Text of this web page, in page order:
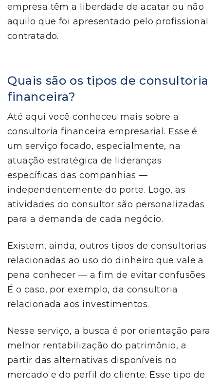
empresa têm a liberdade de acatar ou não
aquilo que foi apresentado pelo profissional
contratado.
Quais são os tipos de consultoria
financeira?
Até aqui você conheceu mais sobre a
consultoria financeira empresarial. Esse é
um serviço focado, especialmente, na
atuação estratégica de lideranças
específicas das companhias —
independentemente do porte. Logo, as
atividades do consultor são personalizadas
para a demanda de cada negócio.
Existem, ainda, outros tipos de consultorias
relacionadas ao uso do dinheiro que vale a
pena conhecer — a fim de evitar confusões.
É o caso, por exemplo, da consultoria
relacionada aos investimentos.
Nesse serviço, a busca é por orientação para
melhor rentabilização do patrimônio, a
partir das alternativas disponíveis no
mercado e do perfil do cliente. Esse tipo de